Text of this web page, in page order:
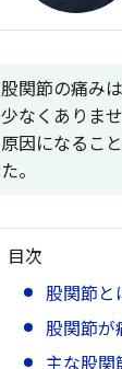
股関節の痛み
少なくありま
原因になるこ
た。
目次
股関節と
股関節が
主な股関